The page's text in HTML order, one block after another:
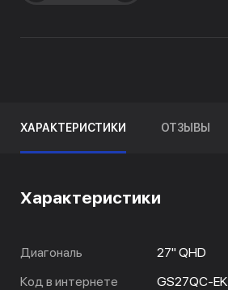
ХАРАКТЕРИСТИКИ ОТЗЫВЫ
Характеристики
Диагональ
27" QHD
Код в интернете
GS27QC-EK